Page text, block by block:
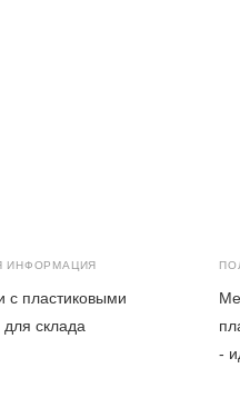
ИНФОРМАЦИЯ
с пластиковыми
склада
-